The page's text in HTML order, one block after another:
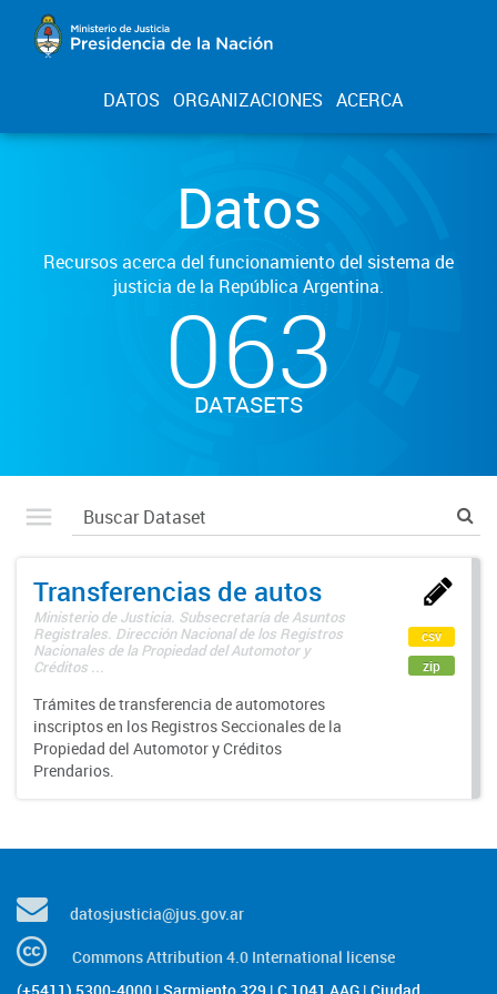
DATOS ORGANIZACIONES ACERCA
Datos
Recursos acerca del funcionamiento del sistema de
justicia de la República Argentina.
063
DATASETS
Transferencias de autos
Ministerio de Justicia. Subsecretaría de Asuntos
Registrales. Dirección Nacional de los Registros
Nacionales de la Propiedad del Automotor y
Créditos ...
Trámites de transferencia de automotores
inscriptos en los Registros Seccionales de la
Propiedad del Automotor y Créditos
Prendarios.
csv
zip
datosjusticia@jus.gov.ar
Commons Attribution 4.0 International license